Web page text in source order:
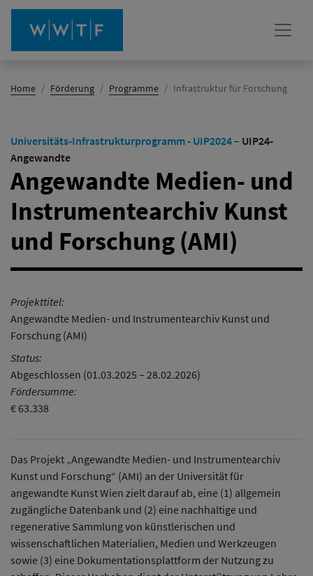
Home Förderung Programme Infrastruktur für Forschung(Aktiv)
Universitäts-Infrastrukturprogramm - UIP2024– UIP24-
Angewandte
Angewandte Medien- und
Instrumentearchiv Kunst
und Forschung (AMI)
Projekttitel:
Angewandte Medien- und Instrumentearchiv Kunst und
Forschung (AMI)
Status:
Abgeschlossen (01.03.2025 – 28.02.2026)
Fördersumme:
€ 63.338
Das Projekt „Angewandte Medien- und Instrumentearchiv
Kunst und Forschung“ (AMI) an der Universität für
angewandte Kunst Wien zielt darauf ab, eine (1) allgemein
zugängliche Datenbank und (2) eine nachhaltige und
regenerative Sammlung von künstlerischen und
wissenschaftlichen Materialien, Medien und Werkzeugen
sowie (3) eine Dokumentationsplattform der Nutzung zu